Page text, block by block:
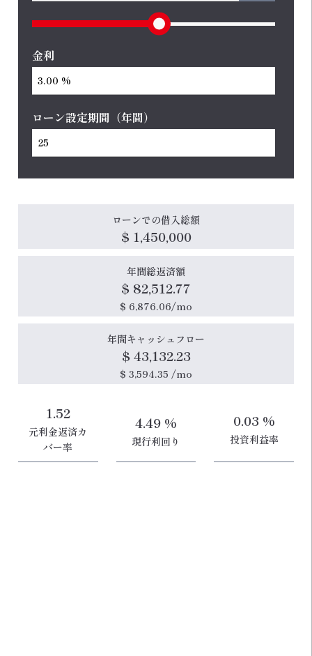
金利
ローン設定期間（年間）
ローンでの借入総額
$ 1,450,000
年間総返済額
$ 82,512.77
$ 6,876.06/mo
年間キャッシュフロー
$ 43,132.23
$ 3,594.35 /mo
1.52
元利金返済カ
バー率
4.49 %
現行利回り
0.03 %
投資利益率